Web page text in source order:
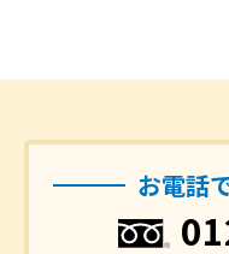
お電話